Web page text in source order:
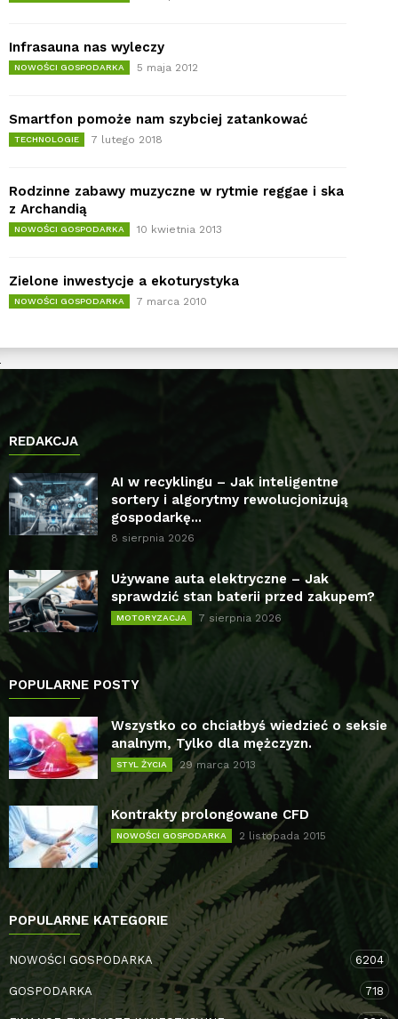
Infrasauna nas wyleczy
NOWOŚCI GOSPODARKA 5 maja 2012
Smartfon pomoże nam szybciej zatankować
TECHNOLOGIE 7 lutego 2018
Rodzinne zabawy muzyczne w rytmie reggae i ska
z Archandią
NOWOŚCI GOSPODARKA 10 kwietnia 2013
Zielone inwestycje a ekoturystyka
NOWOŚCI GOSPODARKA 7 marca 2010
REDAKCJA
AI w recyklingu – Jak inteligentne
sortery i algorytmy rewolucjonizują
gospodarkę...
8 sierpnia 2026
Używane auta elektryczne – Jak
sprawdzić stan baterii przed zakupem?
MOTORYZACJA 7 sierpnia 2026
POPULARNE POSTY
Wszystko co chciałbyś wiedzieć o seksie
analnym, Tylko dla mężczyzn.
STYL ŻYCIA 29 marca 2013
Kontrakty prolongowane CFD
NOWOŚCI GOSPODARKA 2 listopada 2015
POPULARNE KATEGORIE
NOWOŚCI GOSPODARKA 6204
GOSPODARKA 718